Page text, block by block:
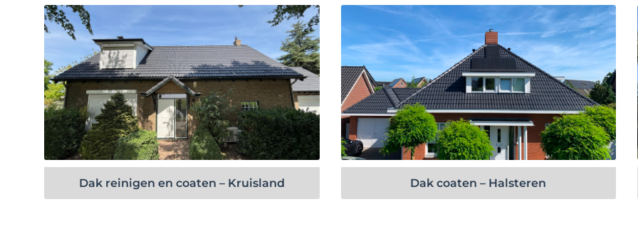
Bekijk project
Dak reinigen en coaten – Kruisland
Bekijk project
Dak coaten – Halsteren